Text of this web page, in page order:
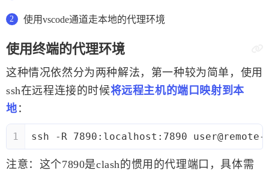
使用vscode通道走本地的代理环境
使用终端的代理环境
这种情况依然分为两种解法，第一种较为简单，使用
ssh在远程连接的时候将远程主机的端口映射到本
地 ：
1 ssh -R 7890:localhost:7890 user@remote-
注意：这个7890是clash的惯用的代理端口，具体需